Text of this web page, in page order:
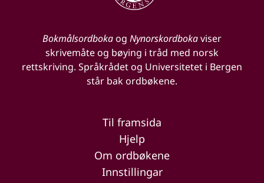
Bokmålsordbokaog Nynorskordbokaviser
skrivemåte og bøying i tråd med norsk
rettskriving. Språkrådet og Universitetet i Bergen
står bak ordbøkene.
Til framsida
Hjelp
Om ordbøkene
Innstillingar